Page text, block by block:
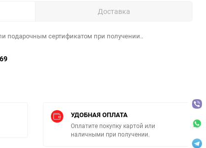
Доставка
подарочным сертификатом при получении..
УДОБНАЯ ОПЛАТА
Оплатите покупку картой или
наличными при получении.